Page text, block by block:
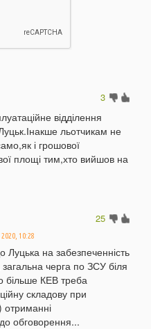
3
відділення
льотчикам не
і грошової
площі тим,хто вийшов на
25
10:28
Луцька на забезпеченність
черга по ЗСУ біля
більше КЕВ треба
складову при
обговорення...